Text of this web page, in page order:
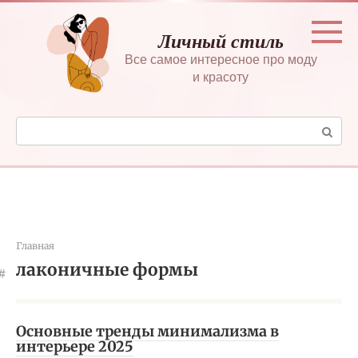
Перейти
контенту
Личный стиль
Все самое интересное про моду
и красоту
Поиск:
Главная
лаконичные формы
Основные тренды минимализма в
интерьере 2025